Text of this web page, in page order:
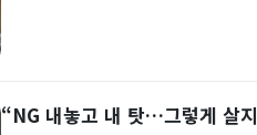
“NG 내놓고 내 탓…그렇게 살